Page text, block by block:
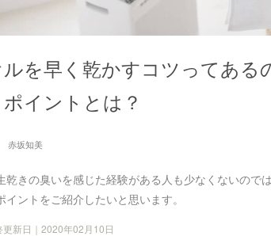
ルを早く乾かすコツってあ
イントとは？
赤坂知美
更新日｜2020年02月10日
乾きの臭いを感じた経験がある人も少なくないので
イントをご紹介したいと思います。